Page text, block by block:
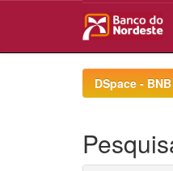
DSpace -